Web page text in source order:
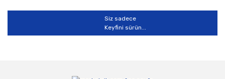
Siz sadece
Keyfini sürün...